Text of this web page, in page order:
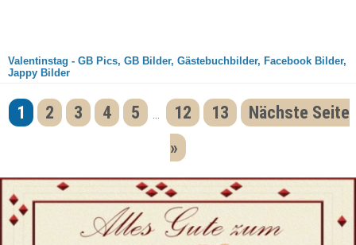
Valentinstag - GB Pics, GB Bilder, Gästebuchbilder, Facebook Bilder,
Jappy Bilder
1 2 3 4 5 12 13
Nächste Seite
»